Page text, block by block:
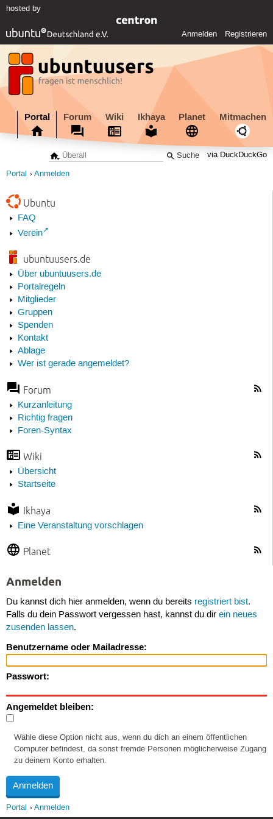
hosted by
Anmelden Registrieren
Portal Forum Wiki Ikhaya Planet Mitmachen
via DuckDuckGo
Portal Anmelden
Ubuntu
FAQ
Verein
ubuntuusers.de
Über ubuntuusers.de
Portalregeln
Mitglieder
Gruppen
Spenden
Kontakt
Ablage
Wer ist gerade angemeldet?
Forum
Kurzanleitung
Richtig fragen
Foren-Syntax
Wiki
Übersicht
Startseite
Ikhaya
Eine Veranstaltung vorschlagen
Planet
Anmelden
Du kannst dich hier anmelden, wenn du bereits registriert bist.
Falls du dein Passwort vergessen hast, kannst du dir ein neues
zusenden lassen.
Benutzername oder Mailadresse:
Passwort:
Angemeldet bleiben:
Wähle diese Option nicht aus, wenn du dich an einem öffentlichen
Computer befindest, da sonst fremde Personen möglicherweise Zugang
zu deinem Konto erhalten.
Portal Anmelden